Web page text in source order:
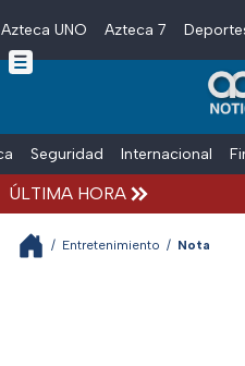
Skip to main content
Azteca UNO Azteca 7
Seguridad Internacional
ÚLTIMA HORA
/ Entretenimiento / Nota